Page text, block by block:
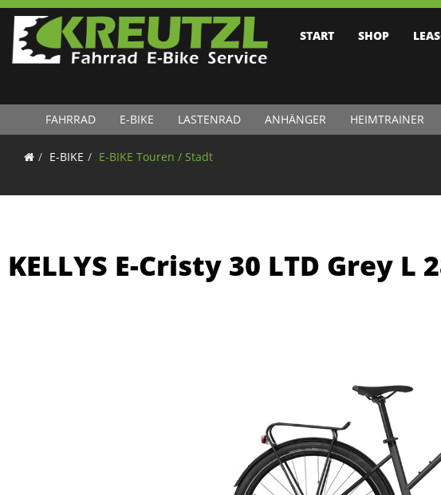
START SHOP
FAHRRAD E-BIKE LASTENRAD ANHÄNGER HEIMTRAINER
E-BIKE E-BIKE Touren / Stadt
KELLYS E-Cristy 30 LTD Grey L